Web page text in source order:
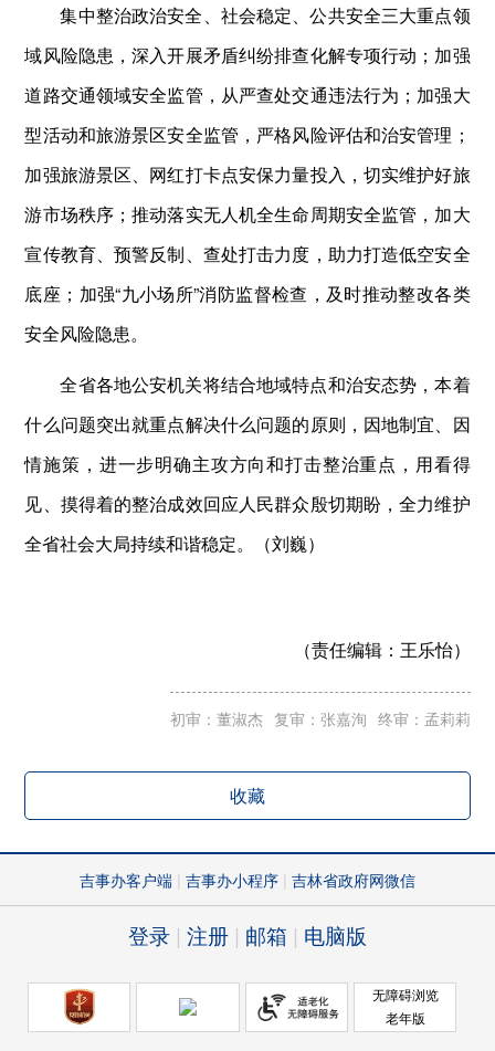
集中整治政治安全、社会稳定、公共安全三大重点领
域风险隐患，深入开展矛盾纠纷排查化解专项行动；加强
道路交通领域安全监管，从严查处交通违法行为；加强大
型活动和旅游景区安全监管，严格风险评估和治安管理；
加强旅游景区、网红打卡点安保力量投入，切实维护好旅
游市场秩序；推动落实无人机全生命周期安全监管，加大
宣传教育、预警反制、查处打击力度，助力打造低空安全
底座；加强“九小场所”消防监督检查，及时推动整改各类
安全风险隐患。
全省各地公安机关将结合地域特点和治安态势，本着
什么问题突出就重点解决什么问题的原则，因地制宜、因
情施策，进一步明确主攻方向和打击整治重点，用看得
见、摸得着的整治成效回应人民群众殷切期盼，全力维护
全省社会大局持续和谐稳定。（刘巍）
（责任编辑： 王乐怡）
初审：董淑杰 复审：张嘉洵 终审：孟莉莉
收藏